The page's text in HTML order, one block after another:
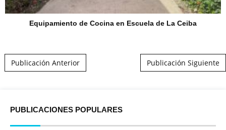
Equipamiento de Cocina en Escuela de La Ceiba
Publicación Anterior Publicación Siguiente
PUBLICACIONES POPULARES